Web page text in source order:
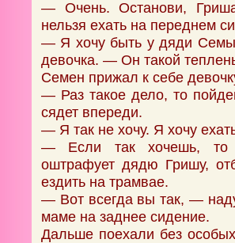
— Очень. Останови,
нельзя ехать на переднем
— Я хочу быть у дяди Семы
девочка. — Он такой
Семен прижал к себе
— Раз такое дело, то
сядет впереди.
— Я так не хочу. Я хочу
— Если так хочешь, то
оштрафует дядю Гришу,
ездить на трамвае.
— Вот всегда вы так, —
маме на заднее сидение.
Дальше поехали без